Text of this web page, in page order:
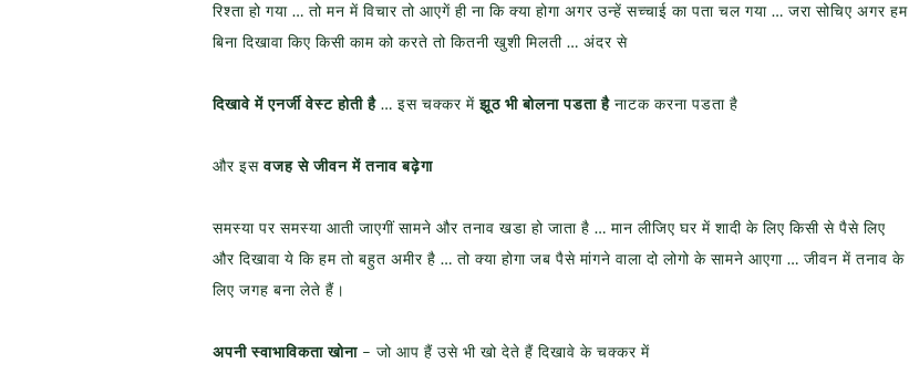
रिश्ता हो गया … तो मन में विचार तो आएगें ही ना कि क्या होगा अगर उन्हें सच्चाई का पता चल गया … जरा सोचिए अगर हम
बिना दिखावा किए किसी काम को करते तो कितनी खुशी मिलती … अंदर से
दिखावे में एनर्जी वेस्ट होती है … इस चक्कर मेंझूठ भी बोलना पडता है नाटक करना पडता है
और इसवजह से जीवन में तनाव बढ़ेगा
समस्या पर समस्या आती जाएगीं सामने और तनाव खडा हो जाता है … मान लीजिए घर में शादी के लिए किसी से पैसे लिए
और दिखावा ये कि हम तो बहुत अमीर है … तो क्या होगा जब पैसे मांगने वाला दो लोगो के सामने आएगा … जीवन में तनाव के
लिए जगह बना लेते हैं।
अपनी स्वाभाविकता खोना – जो आप हैं उसे भी खो देते हैं दिखावे के चक्कर में